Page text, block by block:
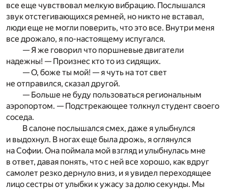
все еще чувствовал мелкую вибрацию. Послышался
звук отстегивающихся ремней, но никто не вставал,
люди еще не могли поверить, что это все. Внутри меня
все дрожало, я по-настоящему испугался.
— Я же говорил что поршневые двигатели
надежны! — Произнес кто то из сидящих.
— О, боже ты мой! — я чуть на тот свет
не отправился, сказал другой.
— Больше не буду пользоваться региональным
аэропортом. — Подстрекающее толкнул студент своего
соседа.
В салоне послышался смех, даже я улыбнулся
и выдохнул. В ногах еще была дрожь, я оглянулся
на Софии. Она поймала мой взгляд и улыбнулась мне
в ответ, давая понять, что с ней все хорошо, как вдруг
самолет резко дернуло вниз, и я увидел переходящее
лицо сестры от улыбки к ужасу за долю секунды. Мы